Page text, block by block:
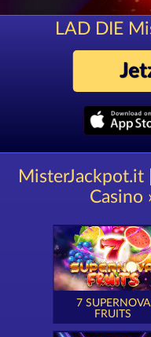
LAD DIE
MisterJackpot.it
Casino
7 SUPERNOVA
FRUITS